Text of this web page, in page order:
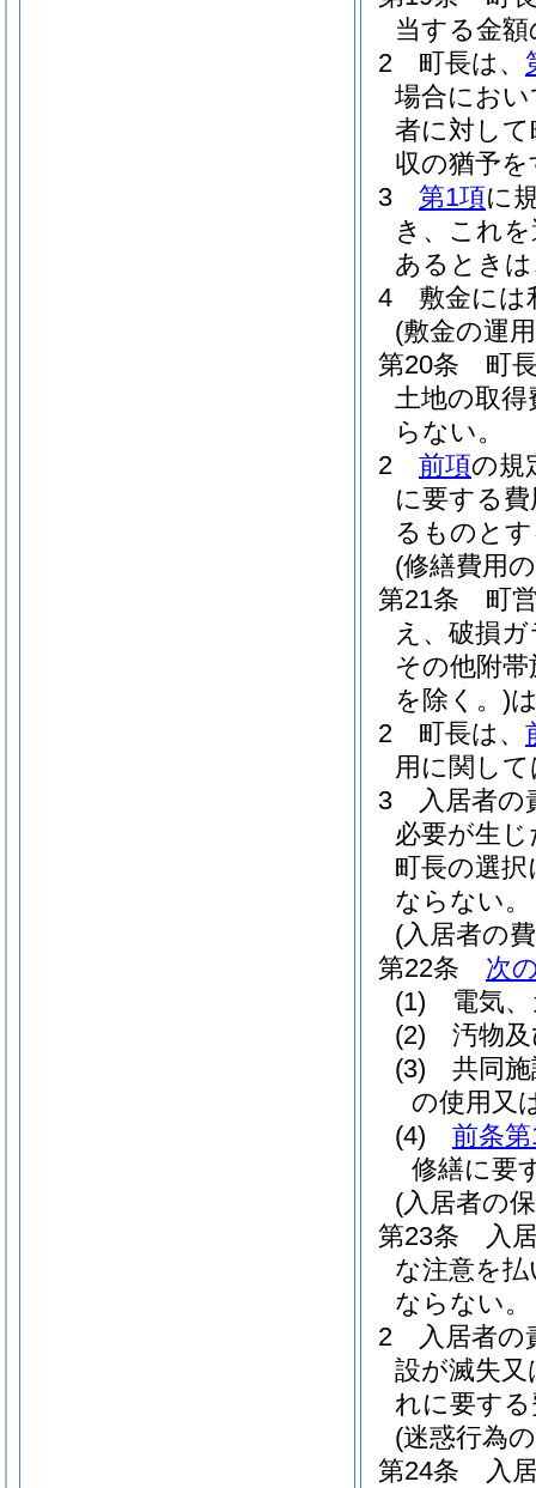
当する金
2
町長は、
場合にお
者に対し
収の猶予
3
第1項に
き、これ
あるとき
4
敷金には
(敷金の運
第20条
町
土地の取
らない。
2
前項の規
に要する
るものと
(修繕費用
第21条
町
え、破損
その他附
を除く。)
2
町長は、
用に関し
3
入居者
必要が生
町長の選
ならない。
(入居者の
第22条
次
(1)
電気
(2)
汚物
(3)
共同
の使用又
(4)
前条
修繕に要
(入居者の
第23条
入
な注意を
ならない。
2
入居者
設が滅失
れに要す
(迷惑行為
第24条
入